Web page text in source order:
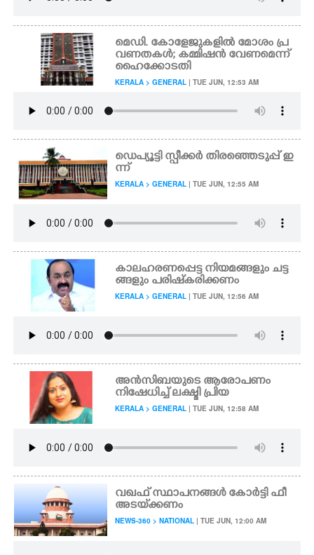
മെഡി. കോളേജുകളിൽ മോശം പ്ര
വണതകൾ; കമ്മിഷൻ വേണമെന്ന്
ഹൈക്കോടതി
KERALA > GENERAL | TUE JUN, 12:53 AM
ഡെപ്യൂട്ടി സ്പീക്കർ തിരഞ്ഞെടുപ്പ് ഇ
ന്ന്
KERALA > GENERAL | TUE JUN, 12:55 AM
കാലഹരണപ്പെട്ട നിയമങ്ങളും ചട്ട
ങ്ങളും പരിഷ്‌കരിക്കണം
KERALA > GENERAL | TUE JUN, 12:56 AM
അൻസിബയുടെ ആരോപണം
നിഷേധിച്ച് ലക്ഷ്മി പ്രിയ
KERALA > GENERAL | TUE JUN, 12:58 AM
വഖഫ് സ്ഥാപനങ്ങൾ കോർട്ടി ഫീ
അടയ്‌ക്കണം
NEWS-360 > NATIONAL | TUE JUN, 12:00 AM